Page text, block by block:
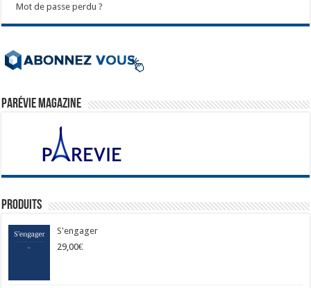
Mot de passe perdu ?
ParéVie Magazine
Produits
S'engager
29,00€